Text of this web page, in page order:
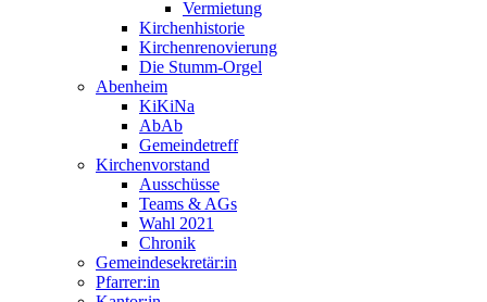
Vermietung
Kirchenhistorie
Kirchenrenovierung
Die Stumm-Orgel
Abenheim
KiKiNa
AbAb
Gemeindetreff
Kirchenvorstand
Ausschüsse
Teams & AGs
Wahl 2021
Chronik
Gemeindesekretär:in
Pfarrer:in